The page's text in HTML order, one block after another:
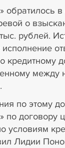
в
о
рублей.
кредитному
по этому
договору
условиям
Лидии